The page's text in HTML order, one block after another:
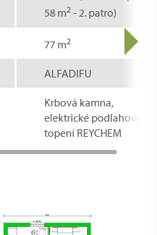
58 m2 - 2. patro)
77 m2
ALFADIFU
Krbová kamna,
elektrické podlahové
topení REYCHEM